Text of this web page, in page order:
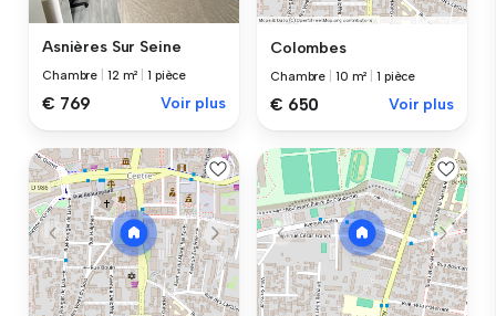
Asnières Sur Seine
Chambre 12 m² |1 pièce
€ 769 Voir plus
Colombes
Chambre 10 m² |1 pièce
€ 650 Voir plus